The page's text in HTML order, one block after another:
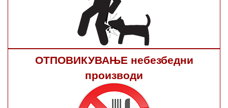
ОТПОВИКУВАЊЕ небезбедни
производи